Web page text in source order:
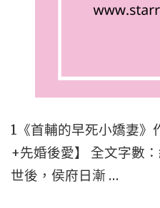
1《首輔的早死小嬌妻》
+先婚後愛】 全文字數
世後，侯府日漸 …